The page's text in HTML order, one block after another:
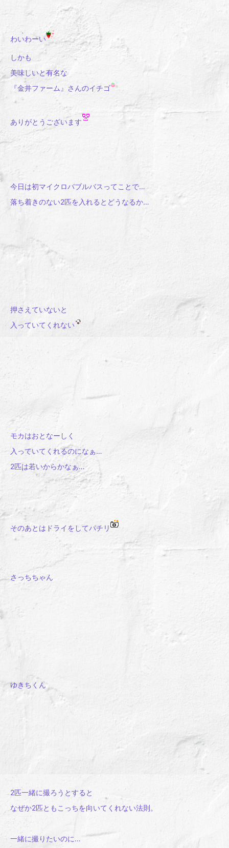
わいわーい
しかも
美味しいと有名な
『金井ファーム』さんのイチゴ
ありがとうございます
今日は初マイクロバブルバスってことで…
落ち着きのない2匹を入れるとどうなるか…
押さえていないと
入っていてくれない
モカはおとなーしく
入っていてくれるのになぁ…
2匹は若いからかなぁ…
そのあとはドライをしてパチリ
さっちちゃん
ゆきちくん
2匹一緒に撮ろうとすると
なぜか2匹ともこっちを向いてくれない法則。
一緒に撮りたいのに…